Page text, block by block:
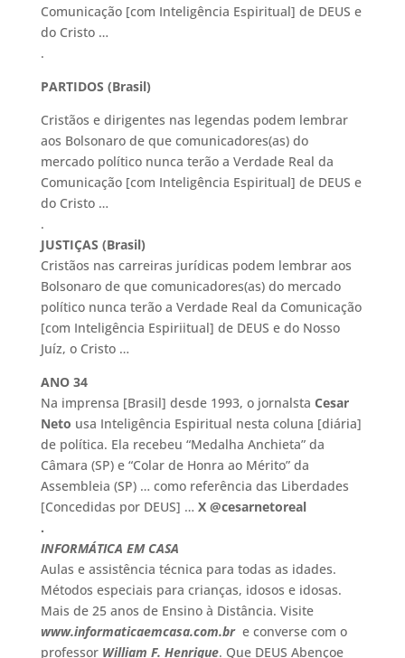
Comunicação [com Inteligência Espiritual] de DEUS e
do Cristo …
.
PARTIDOS (Brasil)
Cristãos e dirigentes nas legendas podem lembrar
aos Bolsonaro de que comunicadores(as) do
mercado político nunca terão a Verdade Real da
Comunicação [com Inteligência Espiritual] de DEUS e
do Cristo …
.
JUSTIÇAS (Brasil)
Cristãos nas carreiras jurídicas podem lembrar aos
Bolsonaro de que comunicadores(as) do mercado
político nunca terão a Verdade Real da Comunicação
[com Inteligência Espiriitual] de DEUS e do Nosso
Juíz, o Cristo …
ANO 34
Na imprensa [Brasil] desde 1993, o jornalsta Cesar
Neto usa Inteligência Espiritual nesta coluna [diária]
de política. Ela recebeu “Medalha Anchieta” da
Câmara (SP) e “Colar de Honra ao Mérito” da
Assembleia (SP) … como referência das Liberdades
[Concedidas por DEUS] … X @cesarnetoreal
.
INFORMÁTICA EM CASA
Aulas e assistência técnica para todas as idades.
Métodos especiais para crianças, idosos e idosas.
Mais de 25 anos de Ensino à Distância. Visite
www.informaticaemcasa.com.br e converse com o
professor William F. Henrique. Que DEUS Abençoe